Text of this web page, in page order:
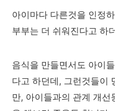
아이마다 다른것을 인정
부부는 더 쉬워진다고 하
음식을 만들면서도 아이
다고 하던데, 그런것들이
만, 아이들과의 관계 개선